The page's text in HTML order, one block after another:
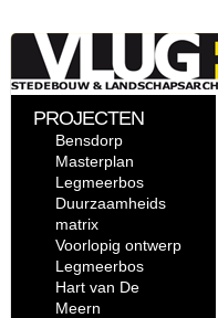
PROJECTEN
Bensdorp
Masterplan
Legmeerbos
Duurzaamheids
matrix
Voorlopig ontwerp
Legmeerbos
Hart van De
Meern